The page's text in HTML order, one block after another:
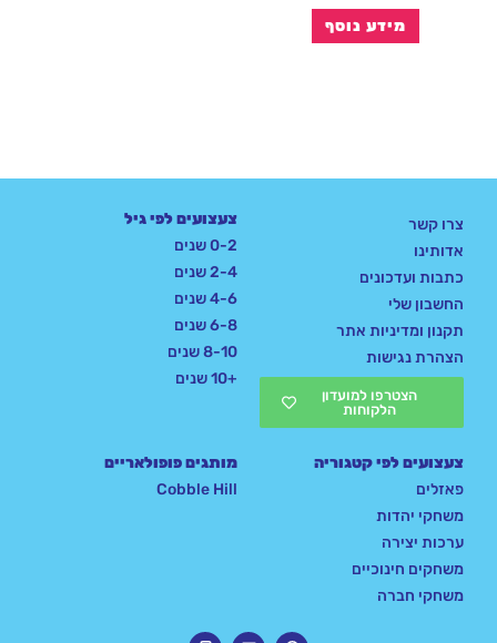
מידע נוסף
צרו קשר
אדותינו
כתבות ועדכונים
החשבון שלי
תקנון ומדיניות אתר
הצהרת נגישות
הצטרפו למועדון
הלקוחות
צעצועים לפי גיל
0-2 שנים
2-4 שנים
4-6 שנים
6-8 שנים
8-10 שנים
+10 שנים
צעצועים לפי קטגוריה
פאזלים
משחקי יהדות
ערכות יצירה
משחקים חינוכיים
משחקי חברה
מותגים פופולאריים
Cobble Hill